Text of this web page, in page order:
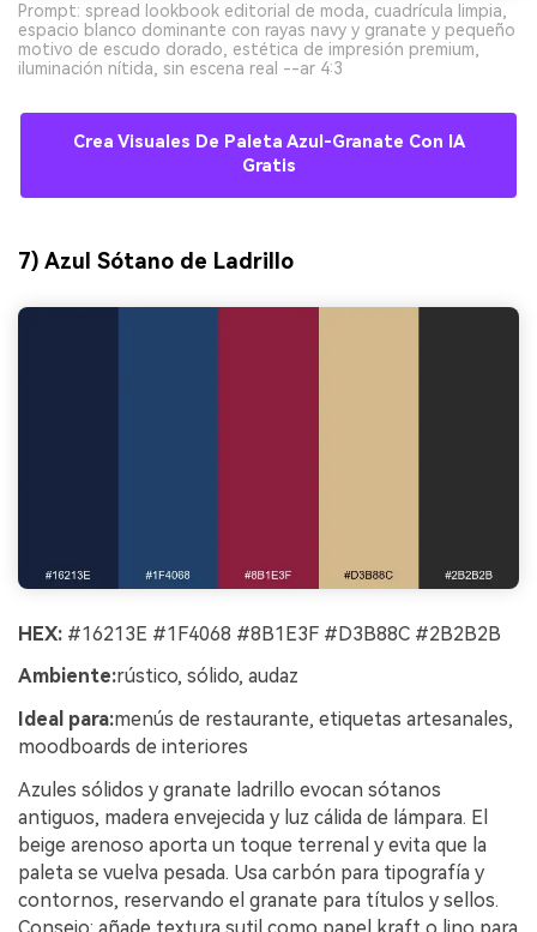
Prompt: spread lookbook editorial de moda, cuadrícula limpia,
espacio blanco dominante con rayas navy y granate y pequeño
motivo de escudo dorado, estética de impresión premium,
iluminación nítida, sin escena real --ar 4:3
Crea Visuales De Paleta Azul-Granate Con IA
Gratis
7) Azul Sótano de Ladrillo
HEX: #16213E #1F4068 #8B1E3F #D3B88C #2B2B2B
Ambiente:rústico, sólido, audaz
Ideal para:menús de restaurante, etiquetas artesanales,
moodboards de interiores
Azules sólidos y granate ladrillo evocan sótanos
antiguos, madera envejecida y luz cálida de lámpara. El
beige arenoso aporta un toque terrenal y evita que la
paleta se vuelva pesada. Usa carbón para tipografía y
contornos, reservando el granate para títulos y sellos.